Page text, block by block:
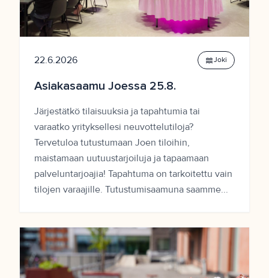
22.6.2026 wavesJoki
Asiakasaamu Joessa 25.8.
Järjestätkö tilaisuuksia ja tapahtumia tai
varaatko yrityksellesi neuvottelutiloja?
Tervetuloa tutustumaan Joen tiloihin,
maistamaan uutuustarjoiluja ja tapaamaan
palveluntarjoajia! Tapahtuma on tarkoitettu vain
tilojen varaajille. Tutustumisaamuna saamme...